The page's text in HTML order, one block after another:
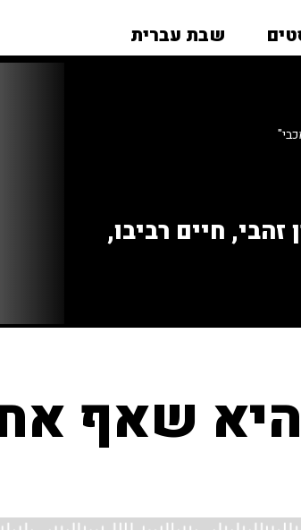
שבת עברית
חיים רביבו,
שאף